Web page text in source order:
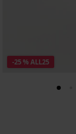
-25 % ALL25